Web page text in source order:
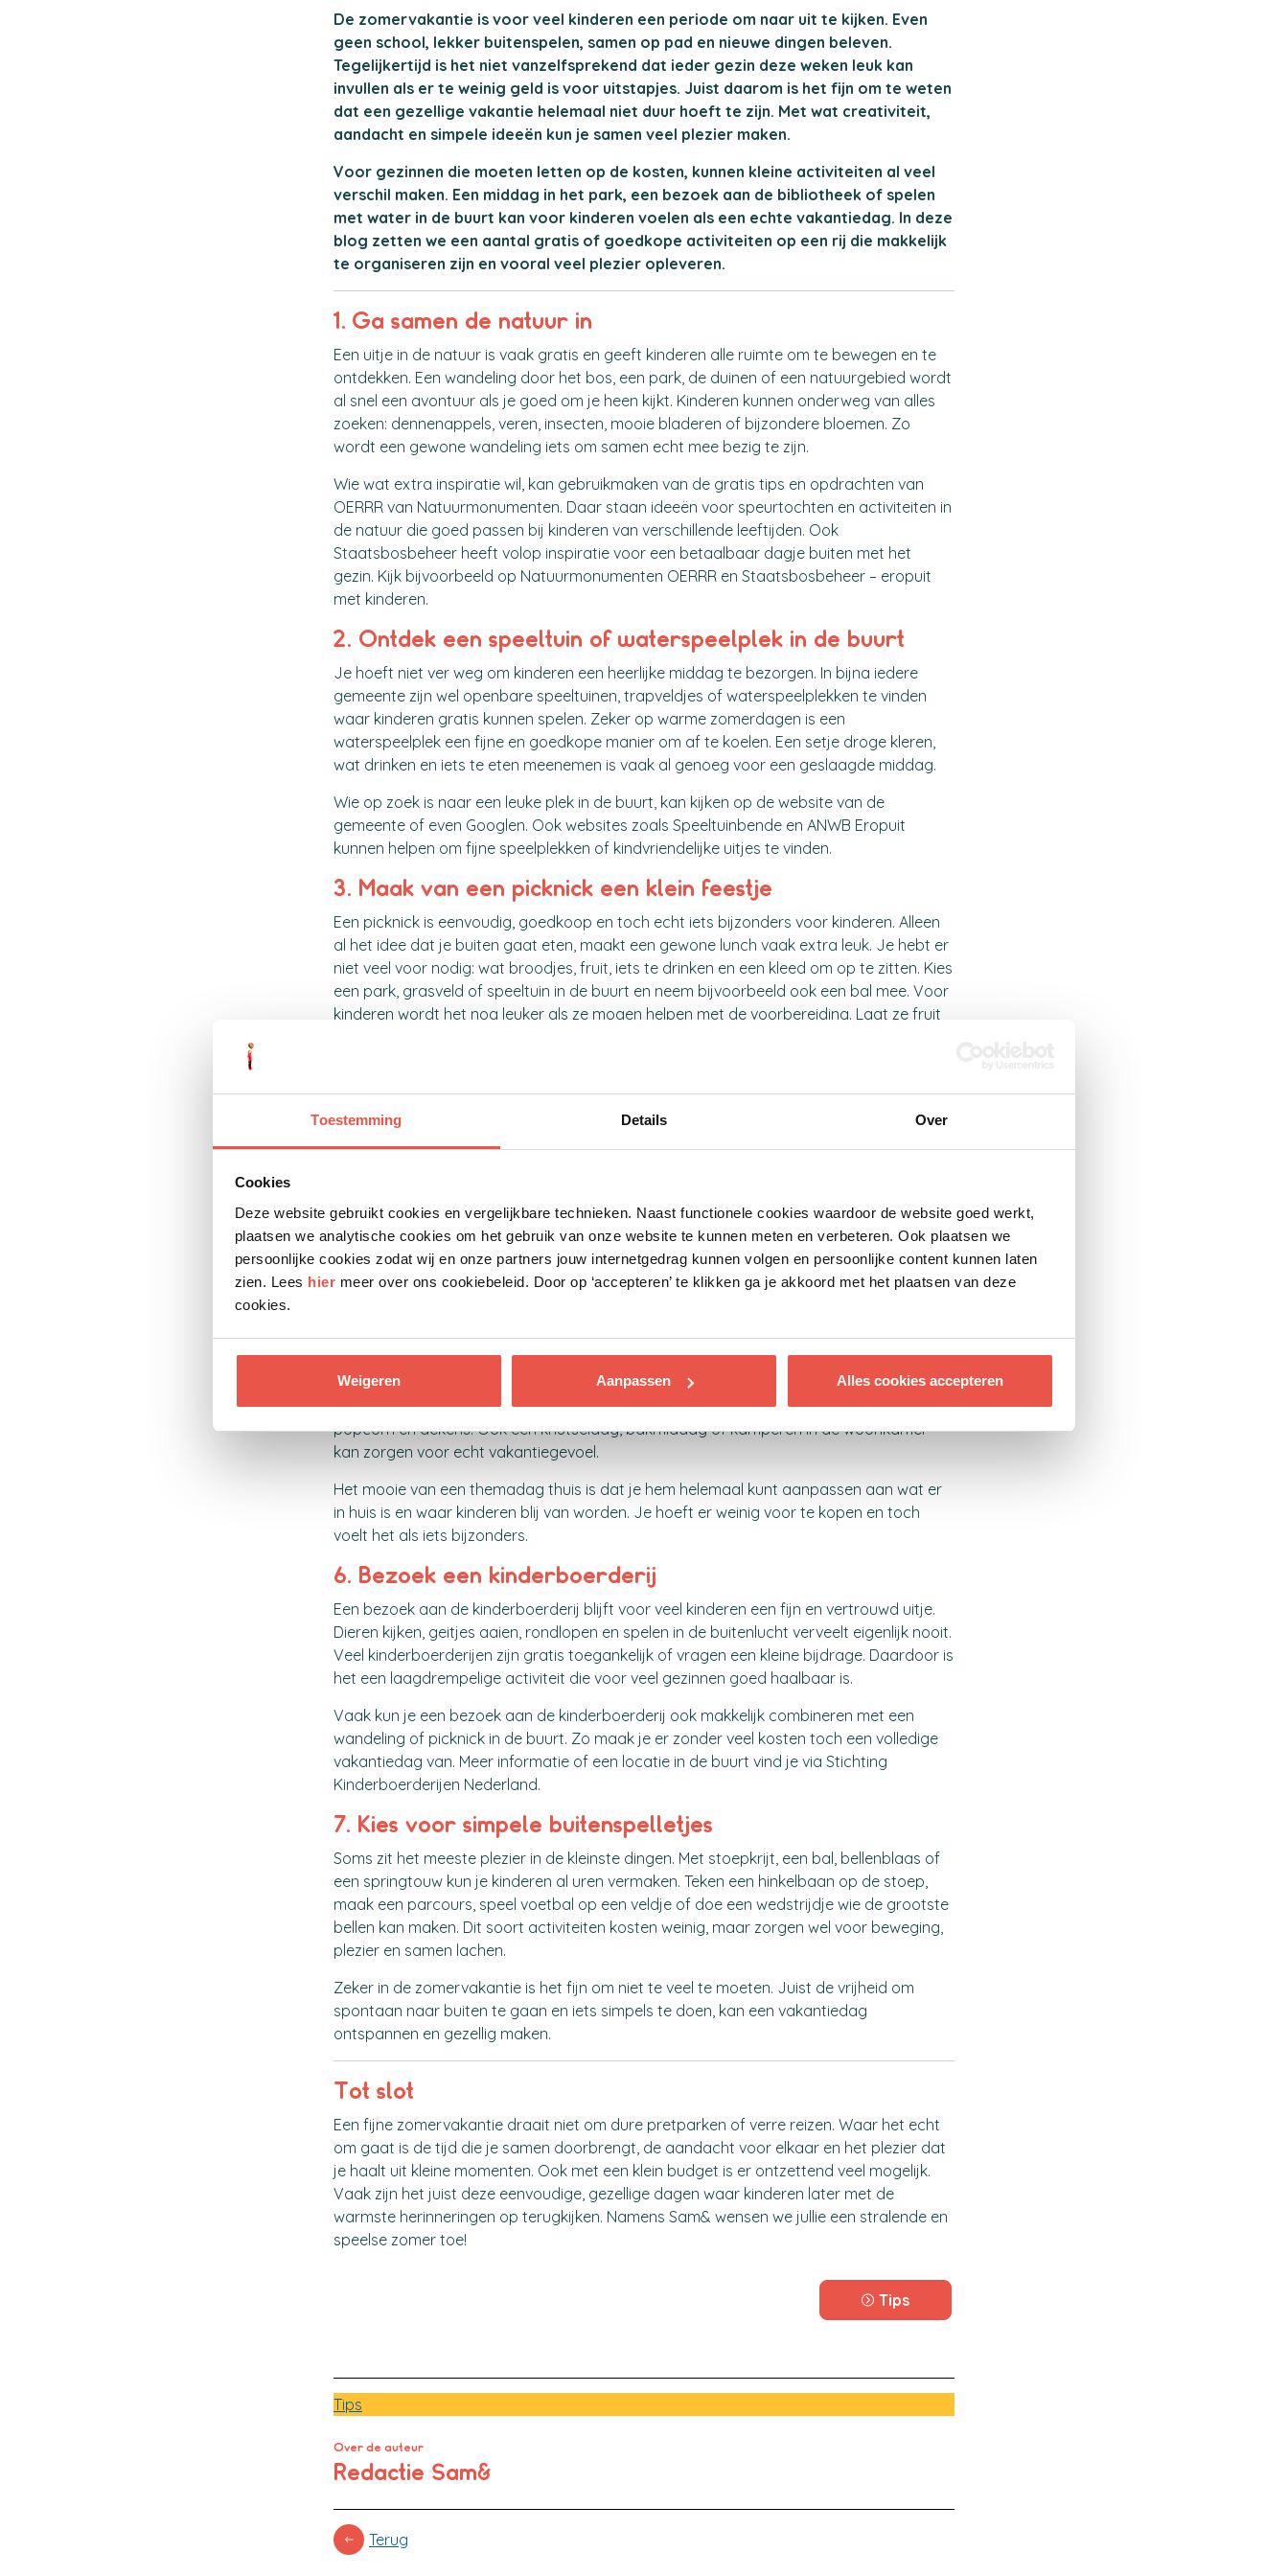
Toestemming Details Over
Cookies
Deze website gebruikt cookies en vergelijkbare technieken. Naast functionele cookies waardoor de website goed werkt,
plaatsen we analytische cookies om het gebruik van onze website te kunnen meten en verbeteren. Ook plaatsen we
persoonlijke cookies zodat wij en onze partners jouw internetgedrag kunnen volgen en persoonlijke content kunnen laten
zien. Lees hier meer over ons cookiebeleid. Door op ‘accepteren’ te klikken ga je akkoord met het plaatsen van deze
cookies.
Weigeren Aanpassen Alles cookies accepteren
De zomervakantie is voor veel kinderen een periode om naar uit te kijken. Even
geen school, lekker buitenspelen, samen op pad en nieuwe dingen beleven.
Tegelijkertijd is het niet vanzelfsprekend dat ieder gezin deze weken leuk kan
invullen als er te weinig geld is voor uitstapjes. Juist daarom is het fijn om te weten
dat een gezellige vakantie helemaal niet duur hoeft te zijn. Met wat creativiteit,
aandacht en simpele ideeën kun je samen veel plezier maken.
Voor gezinnen die moeten letten op de kosten, kunnen kleine activiteiten al veel
verschil maken. Een middag in het park, een bezoek aan de bibliotheek of spelen
met water in de buurt kan voor kinderen voelen als een echte vakantiedag. In deze
blog zetten we een aantal gratis of goedkope activiteiten op een rij die makkelijk
te organiseren zijn en vooral veel plezier opleveren.
1. Ga samen de natuur in
Een uitje in de natuur is vaak gratis en geeft kinderen alle ruimte om te bewegen en te
ontdekken. Een wandeling door het bos, een park, de duinen of een natuurgebied wordt
al snel een avontuur als je goed om je heen kijkt. Kinderen kunnen onderweg van alles
zoeken: dennenappels, veren, insecten, mooie bladeren of bijzondere bloemen. Zo
wordt een gewone wandeling iets om samen echt mee bezig te zijn.
Wie wat extra inspiratie wil, kan gebruikmaken van de gratis tips en opdrachten van
OERRR van Natuurmonumenten. Daar staan ideeën voor speurtochten en activiteiten in
de natuur die goed passen bij kinderen van verschillende leeftijden. Ook
Staatsbosbeheer heeft volop inspiratie voor een betaalbaar dagje buiten met het
gezin. Kijk bijvoorbeeld op Natuurmonumenten OERRR en Staatsbosbeheer – eropuit
met kinderen.
2. Ontdek een speeltuin of waterspeelplek in de buurt
Je hoeft niet ver weg om kinderen een heerlijke middag te bezorgen. In bijna iedere
gemeente zijn wel openbare speeltuinen, trapveldjes of waterspeelplekken te vinden
waar kinderen gratis kunnen spelen. Zeker op warme zomerdagen is een
waterspeelplek een fijne en goedkope manier om af te koelen. Een setje droge kleren,
wat drinken en iets te eten meenemen is vaak al genoeg voor een geslaagde middag.
Wie op zoek is naar een leuke plek in de buurt, kan kijken op de website van de
gemeente of even Googlen. Ook websites zoals Speeltuinbende en ANWB Eropuit
kunnen helpen om fijne speelplekken of kindvriendelijke uitjes te vinden.
3. Maak van een picknick een klein feestje
Een picknick is eenvoudig, goedkoop en toch echt iets bijzonders voor kinderen. Alleen
al het idee dat je buiten gaat eten, maakt een gewone lunch vaak extra leuk. Je hebt er
niet veel voor nodig: wat broodjes, fruit, iets te drinken en een kleed om op te zitten. Kies
een park, grasveld of speeltuin in de buurt en neem bijvoorbeeld ook een bal mee. Voor
kinderen wordt het nog leuker als ze mogen helpen met de voorbereiding. Laat ze fruit
De bibliotheek is in de zomervakantie een fijne plek om naartoe te gaan. Kinderen
kunnen er niet alleen boeken lenen, maar in veel bibliotheken worden ook gratis of
bibliotheek niet alleen leerzaam, maar ook gezellig en verrassend.
Voor ouders is het prettig dat de bibliotheek vaak een laagdrempelige plek is waar je
zomaar even naar binnen kunt lopen. Via De Bibliotheek kun je een vestiging in de buurt
vinden en bekijken welke activiteiten er tijdens de zomervakantie worden aangeboden.
Niet ieder leuk uitje hoeft buiten de deur te zijn. Ook thuis kun je van een gewone dag
iets speciaals maken. Kinderen vinden het vaak al fantastisch als een dag net even
anders is dan normaal. Maak van de woonkamer bijvoorbeeld een bioscoop met
popcorn en dekens. Ook een knutseldag, bakmiddag of kamperen in de woonkamer
kan zorgen voor echt vakantiegevoel.
Het mooie van een themadag thuis is dat je hem helemaal kunt aanpassen aan wat er
in huis is en waar kinderen blij van worden. Je hoeft er weinig voor te kopen en toch
voelt het als iets bijzonders.
6. Bezoek een kinderboerderij
Een bezoek aan de kinderboerderij blijft voor veel kinderen een fijn en vertrouwd uitje.
Dieren kijken, geitjes aaien, rondlopen en spelen in de buitenlucht verveelt eigenlijk nooit.
Veel kinderboerderijen zijn gratis toegankelijk of vragen een kleine bijdrage. Daardoor is
het een laagdrempelige activiteit die voor veel gezinnen goed haalbaar is.
Vaak kun je een bezoek aan de kinderboerderij ook makkelijk combineren met een
wandeling of picknick in de buurt. Zo maak je er zonder veel kosten toch een volledige
vakantiedag van. Meer informatie of een locatie in de buurt vind je via Stichting
Kinderboerderijen Nederland.
7. Kies voor simpele buitenspelletjes
Soms zit het meeste plezier in de kleinste dingen. Met stoepkrijt, een bal, bellenblaas of
een springtouw kun je kinderen al uren vermaken. Teken een hinkelbaan op de stoep,
maak een parcours, speel voetbal op een veldje of doe een wedstrijdje wie de grootste
bellen kan maken. Dit soort activiteiten kosten weinig, maar zorgen wel voor beweging,
plezier en samen lachen.
Zeker in de zomervakantie is het fijn om niet te veel te moeten. Juist de vrijheid om
spontaan naar buiten te gaan en iets simpels te doen, kan een vakantiedag
ontspannen en gezellig maken.
Tot slot
Een fijne zomervakantie draait niet om dure pretparken of verre reizen. Waar het echt
om gaat is de tijd die je samen doorbrengt, de aandacht voor elkaar en het plezier dat
je haalt uit kleine momenten. Ook met een klein budget is er ontzettend veel mogelijk.
Vaak zijn het juist deze eenvoudige, gezellige dagen waar kinderen later met de
warmste herinneringen op terugkijken. Namens Sam& wensen we jullie een stralende en
speelse zomer toe!
Tips
Tips
Over de auteur
Redactie Sam&
Terug